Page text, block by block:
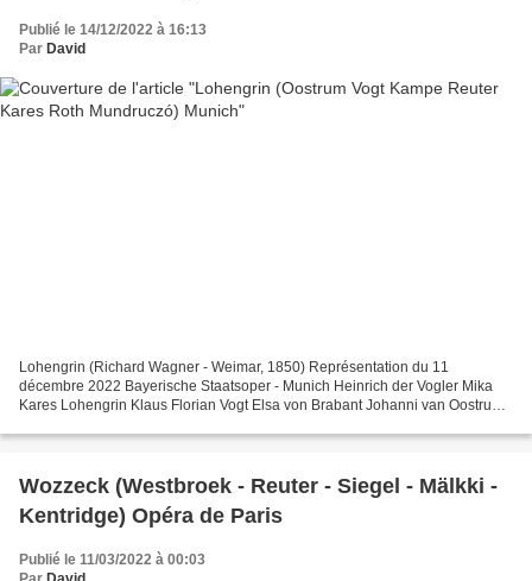
Publié le 14/12/2022 à 16:13
Par David
Lohengrin (Richard Wagner - Weimar, 1850) Représentation du 11
décembre 2022 Bayerische Staatsoper - Munich Heinrich der Vogler Mika
Kares Lohengrin Klaus Florian Vogt Elsa von Brabant Johanni van Oostrum
Wozzeck (Westbroek - Reuter - Siegel - Mälkki -
Kentridge) Opéra de Paris
Publié le 11/03/2022 à 00:03